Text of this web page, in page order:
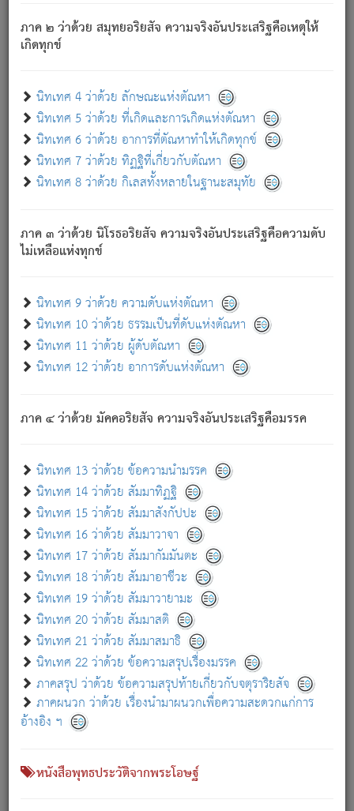
ภาค ๒ ว่าด้วย สมุทยอริยสัจ ความจริงอันประเสริฐคือเหตุให้
เกิดทุกข์
นิทเทศ 4 ว่าด้วย ลักษณะแห่งตัณหา
นิทเทศ 5 ว่าด้วย ที่เกิดและการเกิดแห่งตัณหา
นิทเทศ 6 ว่าด้วย อาการที่ตัณหาทำให้เกิดทุกข์
นิทเทศ 7 ว่าด้วย ทิฏฐิที่เกี่ยวกับตัณหา
นิทเทศ 8 ว่าด้วย กิเลสทั้งหลายในฐานะสมุทัย
ภาค ๓ ว่าด้วย นิโรธอริยสัจ ความจริงอันประเสริฐคือความดับ
ไม่เหลือแห่งทุกข์
นิทเทศ 9 ว่าด้วย ความดับแห่งตัณหา
นิทเทศ 10 ว่าด้วย ธรรมเป็นที่ดับแห่งตัณหา
นิทเทศ 11 ว่าด้วย ผู้ดับตัณหา
นิทเทศ 12 ว่าด้วย อาการดับแห่งตัณหา
ภาค ๔ ว่าด้วย มัคคอริยสัจ ความจริงอันประเสริฐคือมรรค
นิทเทศ 13 ว่าด้วย ข้อความนำมรรค
นิทเทศ 14 ว่าด้วย สัมมาทิฏฐิ
นิทเทศ 15 ว่าด้วย สัมมาสังกัปปะ
นิทเทศ 16 ว่าด้วย สัมมาวาจา
นิทเทศ 17 ว่าด้วย สัมมากัมมันตะ
นิทเทศ 18 ว่าด้วย สัมมาอาชีวะ
นิทเทศ 19 ว่าด้วย สัมมาวายามะ
นิทเทศ 20 ว่าด้วย สัมมาสติ
นิทเทศ 21 ว่าด้วย สัมมาสมาธิ
นิทเทศ 22 ว่าด้วย ข้อความสรุปเรื่องมรรค
ภาคสรุป ว่าด้วย ข้อความสรุปท้ายเกี่ยวกับจตุราริยสัจ
ภาคผนวก ว่าด้วย เรื่องนำมาผนวกเพื่อความสะดวกแก่การ
อ้างอิง ฯ
หนังสือพุทธประวัติจากพระโอษฐ์
อันเป็นไปในที่หรือเวลาทั้งปวง[3]เพื่อความมีแห่งประโยชน์โดย
ประการทั้งปวง; ภพทั้งหลายทั้งหมดนั้น ไม่เที่ยง เป็นทุกข์ มี
ความแปรปรวนเป็นธรรมดา.
อย่างนี้อยู่; เขาย่อมละภวตัณหาได้ และไม่เพลิดเพลินวิภวตัณหา
ด้วย.
ความดับเพราะความสำรอกไม่เหลือ (แห่งภพทั้งหลาย)
เพราะความสิ้นไปแห่งตัณหาโดยประการทั้งปวง นั้นคือ
นิพพาน.
ภพใหม่ย่อมไม่มีแก่ภิกษุนั้น ผู้ดับเย็นสนิทแล้ว เพราะไม่มี
ภิกษุนั้น เป็นผู้ครอบงำมารได้แล้ว ชนะสงครามแล้ว ก้าวล่วง
ภพทั้งหลายทั้งปวงได้แล้ว เป็นผู้คงที่ (คือไม่เปลี่ยนแปลงอีกต่อ
- อุ.ขุ. ๒๕/๑๒๑/๘๔.
(ข้อความนี้ เป็นพระพุทธอุทานที่ทรงเปล่งออก ที่โคนต้นโพธิ์
เป็นที่ตรัสรู้ เมื่อตรัสรู้แล้วได้ 7 วัน)
เกี่ยวกับธรรมโฆษณ์ออนไลน์ (Disclaimer)
แม้ระบบ "ธรรมโฆษณ์ออนไลน์" พยายามปรับปรุงข้อมูลให้ถูกต้องมากที่สุด
ผู้ศึกษาก็พึงตรวจสอบกับตัวเล่มหนังสือต้นฉบับ ที่มีการพิมพ์ครั้งล่าสุด
ก่อนนำข้อมูลไปใช้ในการอ้างอิง"
เกี่ยวกับอัตถจารี|เกี่ยวกับการพัฒนา|แจ้งข้อผิดพลาด / แนะนำ
หนังสือที่เกี่ยวข้อง